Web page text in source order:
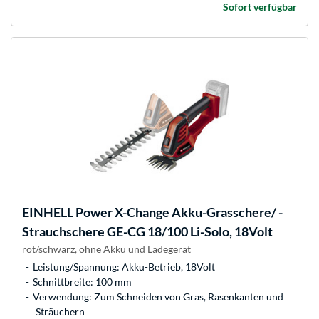
Sofort verfügbar
EINHELLPower X-Change Akku-Grasschere/ -
Strauchschere GE-CG 18/100 Li-Solo, 18Volt
rot/schwarz, ohne Akku und Ladegerät
Leistung/Spannung: Akku-Betrieb, 18Volt
Schnittbreite: 100 mm
Verwendung: Zum Schneiden von Gras, Rasenkanten und
Sträuchern